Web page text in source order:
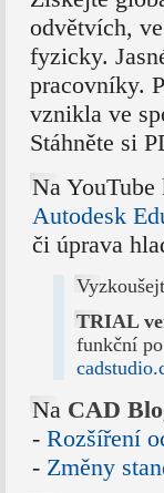
odvětvích,
fyzicky.
pracovníky.
vznikla ve
Stáhněte si
Na YouTube
Autodesk
či úprava
TRIAL
funkční
Na CAD
- Rozšíření
- Změny